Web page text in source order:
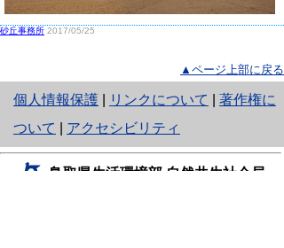
砂丘事務所 2017/05/25
▲ページ上部に戻る
個人情報保護
と
り
ネ
リンクについて
著作権に
ついて
アクセシビリティ
鳥取県生活環境部 自然共生社会局